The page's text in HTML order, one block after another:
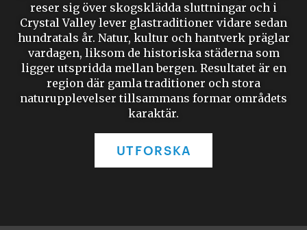
reser sig över skogsklädda sluttningar och i
Crystal Valley lever glastraditioner vidare sedan
hundratals år. Natur, kultur och hantverk präglar
vardagen, liksom de historiska städerna som
ligger utspridda mellan bergen. Resultatet är en
region där gamla traditioner och stora
naturupplevelser tillsammans formar områdets
karaktär.
UTFORSKA